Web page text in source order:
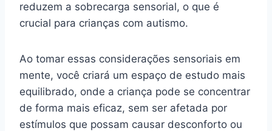
reduzem a sobrecarga sensorial, o que é
crucial para crianças com autismo.
Ao tomar essas considerações sensoriais em
mente, você criará um espaço de estudo mais
equilibrado, onde a criança pode se concentrar
de forma mais eficaz, sem ser afetada por
estímulos que possam causar desconforto ou